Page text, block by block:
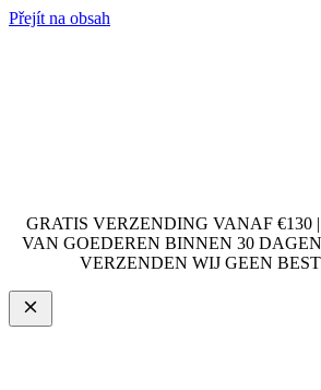
Přejít na obsah
GRATIS VERZENDING VANAF €130
VAN GOEDEREN BINNEN 30
VERZENDEN WIJ GEEN